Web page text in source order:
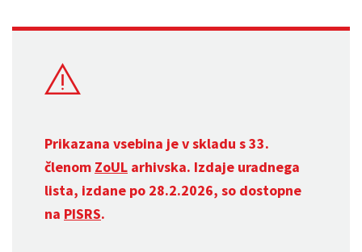
Prikazana vsebina je v skladu s 33.
členom ZoUL arhivska. Izdaje uradnega
lista, izdane po 28.2.2026, so dostopne
na PISRS.